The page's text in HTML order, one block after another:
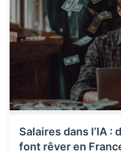
Salaires dans l’IA
font rêver en